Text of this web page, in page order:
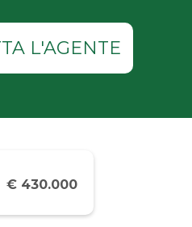
L'AGENTE
€ 430.000